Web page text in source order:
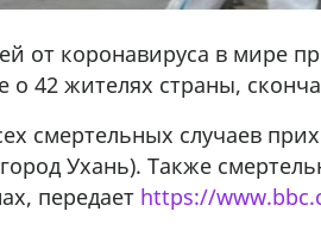
от коронавируса в мире
42 жителях страны,
смертельных случаев
Ухань). Также
передает https://